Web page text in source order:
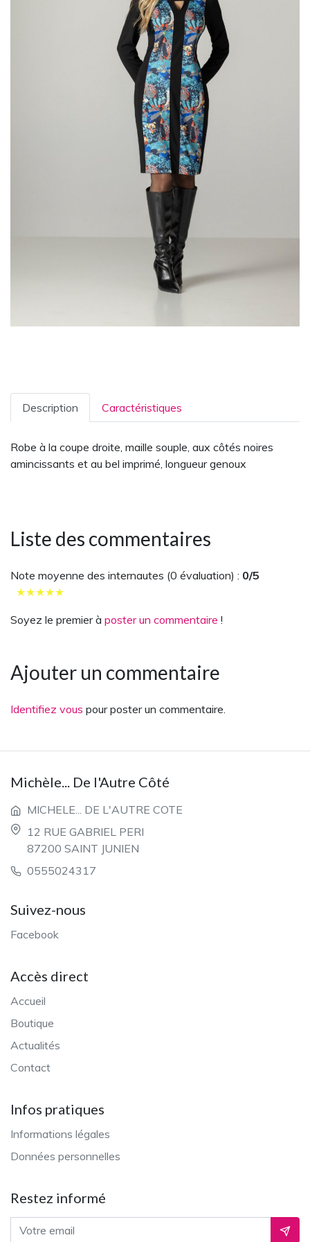
Description Caractéristiques
Robe à la coupe droite, maille souple, aux côtés noires
amincissants et au bel imprimé, longueur genoux
Liste des commentaires
Note moyenne des internautes (0 évaluation) : 0/5
★★★★★
Soyez le premier à poster un commentaire !
Ajouter un commentaire
Identifiez vous pour poster un commentaire.
Michèle... De l'Autre Côté
MICHELE... DE L'AUTRE COTE
12 RUE GABRIEL PERI
87200 SAINT JUNIEN
0555024317
Suivez-nous
Facebook
Accès direct
Accueil
Boutique
Actualités
Contact
Infos pratiques
Informations légales
Données personnelles
Restez informé
Adresse email Ok